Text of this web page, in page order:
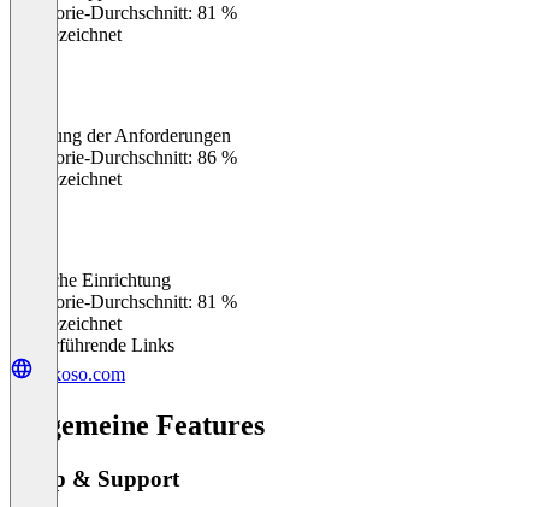
Kategorie-Durchschnitt: 81 %
Ausgezeichnet
Erfüllung der Anforderungen
Kategorie-Durchschnitt: 86 %
Ausgezeichnet
Einfache Einrichtung
Kategorie-Durchschnitt: 81 %
Ausgezeichnet
Weiterführende Links
vakoso.com
Allgemeine Features
Setup & Support